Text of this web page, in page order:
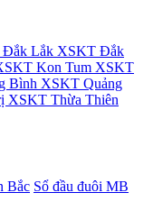
Lắk XSKT Đắk
Kon Tum XSKT
Bình XSKT Quảng
XSKT Thừa Thiên
Bắc Sổ đầu đuôi MB